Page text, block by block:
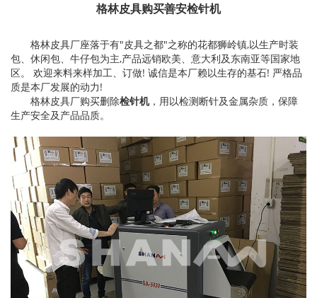
格林皮具购买善安检针机
格林皮具厂座落于有"皮具之都"之称的花都狮岭镇,以生产时装
包、休闲包、牛仔包为主,产品远销欧美、意大利及东南亚等国家地
区。 欢迎来料来样加工、订做! 诚信是本厂赖以生存的基石! 严格品
质是本厂发展的动力!
格林皮具厂购买删除检针机，用以检测断针及金属杂质，保障
生产安全及产品品质。